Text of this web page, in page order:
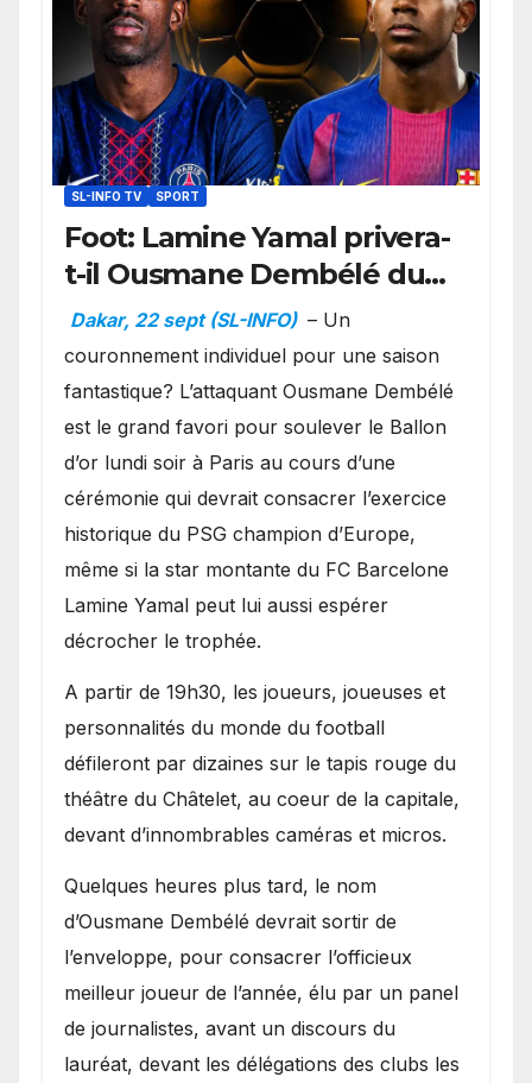
SL-INFO TV SPORT
Foot: Lamine Yamal privera-
t-il Ousmane Dembélé du
Ballon d’or ?
Dakar, 22 sept (SL-INFO) – Un
couronnement individuel pour une saison
fantastique? L’attaquant Ousmane Dembélé
est le grand favori pour soulever le Ballon
d’or lundi soir à Paris au cours d’une
cérémonie qui devrait consacrer l’exercice
historique du PSG champion d’Europe,
même si la star montante du FC Barcelone
Lamine Yamal peut lui aussi espérer
décrocher le trophée.
A partir de 19h30, les joueurs, joueuses et
personnalités du monde du football
défileront par dizaines sur le tapis rouge du
théâtre du Châtelet, au coeur de la capitale,
devant d’innombrables caméras et micros.
Quelques heures plus tard, le nom
d’Ousmane Dembélé devrait sortir de
l’enveloppe, pour consacrer l’officieux
meilleur joueur de l’année, élu par un panel
de journalistes, avant un discours du
lauréat, devant les délégations des clubs les